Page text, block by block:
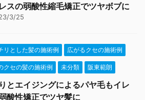
スの弱酸性縮毛矯正でツヤボブに
3/25
リとした髪の施術例 広がるクセの施術例
クセの髪の施術例 未分類 阪東範朗
とエイジングによるパヤ毛もイレ
酸性矯正でツヤ髪に